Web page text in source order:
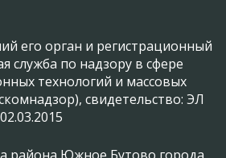
его орган и регистрационный
служба по надзору в сфере
технологий и массовых
свидетельство: ЭЛ
района Южное Бутово города